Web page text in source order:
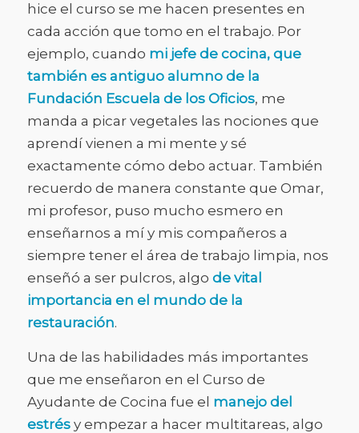
hice el curso se me hacen presentes en
cada acción que tomo en el trabajo. Por
ejemplo, cuando mi jefe de cocina, que
también es antiguo alumno de la
Fundación Escuela de los Oficios, me
manda a picar vegetales las nociones que
aprendí vienen a mi mente y sé
exactamente cómo debo actuar. También
recuerdo de manera constante que Omar,
mi profesor, puso mucho esmero en
enseñarnos a mí y mis compañeros a
siempre tener el área de trabajo limpia, nos
enseñó a ser pulcros, algo de vital
importancia en el mundo de la
restauración.
Una de las habilidades más importantes
que me enseñaron en el Curso de
Ayudante de Cocina fue el manejo del
estrés yempezar a hacer multitareas, algo